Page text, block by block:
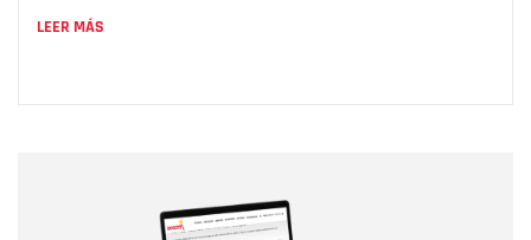
LEER MÁS